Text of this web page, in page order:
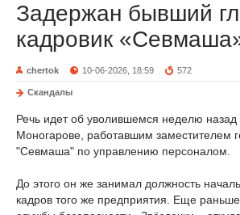
Задержан бывший
кадровик
chertok 10-06-2026, 18:59 572
Скандалы
Речь идет об уволившемся неделю
Моногарове, работавшим заместителем
"Севмаша" по управлению персоналом.
До этого он же занимал должность
кадров того же предприятия. Еще